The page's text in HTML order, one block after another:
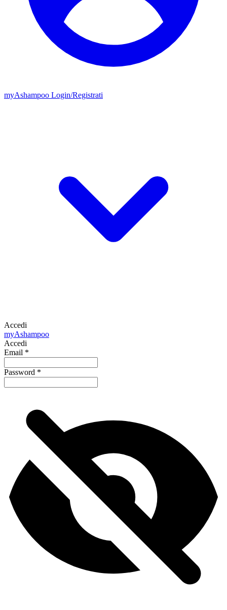
myAshampoo Login/Registrati
Accedi
myAshampoo
Accedi
Email *
Password *